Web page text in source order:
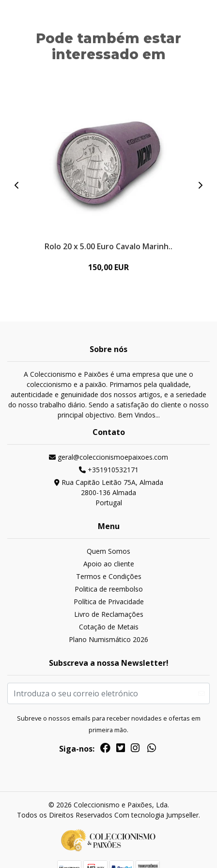
Pode também estar
interessado em
Rolo 20 x 5.00 Euro Cavalo Marinh..
150,00 EUR
Sobre nós
A Coleccionismo e Paixões é uma empresa que une o
coleccionismo e a paixão. Primamos pela qualidade,
autenticidade e genuinidade dos nossos artigos, e a seriedade
do nosso trabalho diário. Sendo a satisfação do cliente o nosso
principal objectivo. Bem Vindos...
Contato
geral@coleccionismoepaixoes.com
+351910532171
Rua Capitão Leitão 75A, Almada
2800-136 Almada
Portugal
Menu
Quem Somos
Apoio ao cliente
Termos e Condições
Politica de reembolso
Política de Privacidade
Livro de Reclamações
Cotação de Metais
Plano Numismático 2026
Subscreva a nossa Newsletter!
Subreve o nossos emails para receber novidades e ofertas em
primeira mão.
Siga-nos:
© 2026 Coleccionismo e Paixões, Lda.
Todos os Direitos Reservados Com tecnologia Jumpseller.